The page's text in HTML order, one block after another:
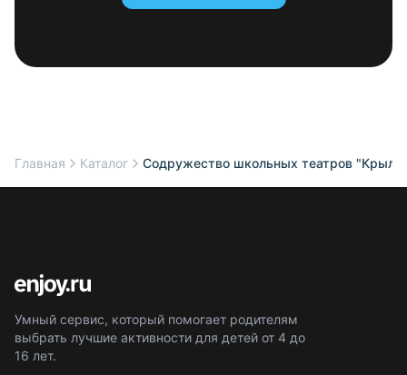
Главная Каталог Содружество школьных театров
Умный сервис, который помогает родителям
выбрать лучшие активности для детей от 4 до
16 лет.